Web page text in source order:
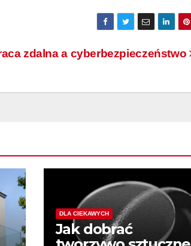
zdalna a cyberbezpieczeństwo
DLA CIEKAWYCH
Jak dobrać